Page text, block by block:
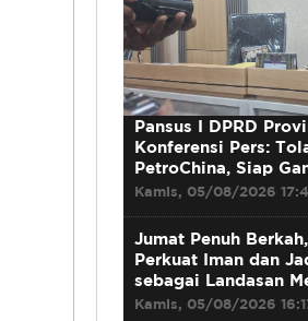
Pansus I DPRD
Konferensi Pers:
PetroChina, Siap
Kamis, 05/08/2026
Jumat Penuh
Perkuat Iman dan
sebagai Landasan
Kamis, 05/08/2026